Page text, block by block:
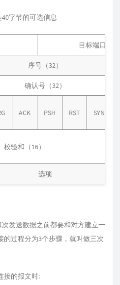
字节的可选信息
目标端口号
序号（32）
确认号（32）
ACK PSH RST SYN
校验和（16）
选项
发送数据之前都要和对方建立一
的过程分为3个步骤，就叫做三次
接的报文时: